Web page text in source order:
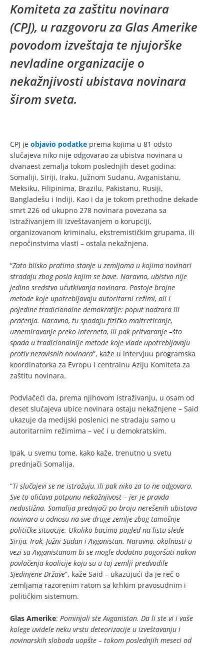
Komiteta za zaštitu novinara
(CPJ), u razgovoru za Glas Amerike
povodom izveštaja te njujorške
nevladine organizacije o
nekažnjivosti ubistava novinara
širom sveta.
CPJ je objavio podatke prema kojima u 81 odsto
slučajeva niko nije odgovarao za ubistva novinara u
dvanaest zemalja tokom poslednjih deset godina:
Somaliji, Siriji, Iraku, Južnom Sudanu, Avganistanu,
Meksiku, Filipinima, Brazilu, Pakistanu, Rusiji,
Bangladešu i Indiji. Kao i da je tokom prethodne dekade
smrt 226 od ukupno 278 novinara povezana sa
istraživanjem ili izveštavanjem o korupciji,
organizovanom kriminalu, ekstremističkim grupama, ili
nepočinstvima vlasti – ostala nekažnjena.
“Zato blisko pratimo stanje u zemljama u kojima novinari
stradaju zbog posla kojim se bave. Naravno, ubistvo nije
jedino sredstvo ućutkivanja novinara. Postoje brojne
metode koje upotrebljavaju autoritarni režimi, ali i
pojedine tradicionalne demokratije: poput nadzora ili
praćenja. Naravno, tu spadaju fizičko maltretiranje,
uznemiravanje preko interneta, ili pak pritvaranje –što
spada u tradicionalnije metode koje vlade upotrebljavaju
protiv nezavisnih novinara”, kaže u intervjuu programska
koordinatorka za Evropu i centralnu Aziju Komiteta za
zaštitu novinara.
Podvlačeći da, prema njihovom istraživanju, u osam od
deset slučajeva ubice novinara ostaju nekažnjene – Said
ukazuje da medijski poslenici ne stradaju samo u
autoritarnim režimima – već i u demokratskim.
Ipak, u svemu tome, kako kaže, trenutno u svetu
prednjači Somalija.
“Ti slučajevi se ne istražuju, ili pak niko za to ne odgovara.
Sve to oličava potpunu nekažnjivost – jer je pravda
nedostižna. Somalija prednjači po broju nerešenih ubistava
novinara u odnosu na sve druge zemlje zbog tamošnje
političke situacije. Ukoliko bacimo pogled na listu slede
Sirija, Irak, Južni Sudan i Avganistan. Naravno, okolnosti u
vezi sa Avganistanom bi se mogle dodatno pogoršati nakon
povlačenja koalicije koju su u toj zemlji predvodile
Sjedinjene Države”, kaže Said – ukazujući da je reč o
zemljama razorenim ratom sa krhkim pravosudnim i
političkim sistemom.
Glas Amerike: Pominjali ste Avganistan. Da li ste vi i vaše
kolege uvidele neku vrstu deteorizacije u izveštavanju i
novinarskih sloboda uopšte – tokom poslednjih meseci od